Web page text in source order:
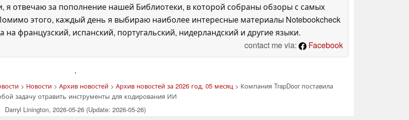
отвечаю за пополнение нашей Библиотеки, в которой собраны обзоры с самых
этого, каждый день я выбираю наиболее интересные материалы Notebookcheck
французский, испанский, португальский, нидерландский и другие языки.
contact me via:
Facebook
'
> Новости > Архив новостей > Архив новостей за 2026 год, 05 месяц > Компания TrapDoor поставила
задачу отравить инструменты для кодирования ИИ
Darryl Linington, 2026-05-26 (Update: 2026-05-26)